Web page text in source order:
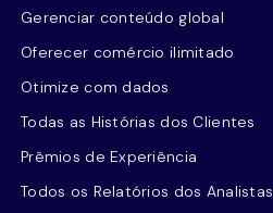
Gerenciar conteúdo global
Oferecer comércio ilimitado
Otimize com dados
Todas as Histórias dos Clientes
Prêmios de Experiência
Todos os Relatórios dos Analistas